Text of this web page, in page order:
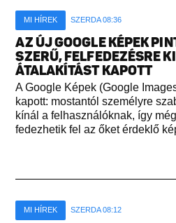
MI HÍREK SZERDA 08:36
AZ ÚJ GOOGLE KÉPEK
SZERŰ, FELFEDEZÉSRE
ÁTALAKÍTÁST KAPOTT
A Google Képek (Google
kapott: mostantól személyre
kínál a felhasználóknak, így
fedezhetik fel az őket érdeklő
MI HÍREK SZERDA 08:12